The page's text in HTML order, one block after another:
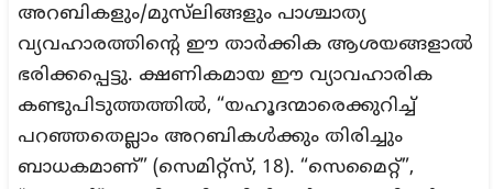
അറബികളും/മുസ്‌ലിങ്ങളും പാശ്ചാത്യ
വ്യവഹാരത്തിന്റെ ഈ താർക്കിക ആശയങ്ങളാൽ
ഭരിക്കപ്പെട്ടു. ക്ഷണികമായ ഈ വ്യാവഹാരിക
കണ്ടുപിടുത്തത്തിൽ, “യഹൂദന്മാരെക്കുറിച്ച്
പറഞ്ഞതെല്ലാം അറബികൾക്കും തിരിച്ചും
ബാധകമാണ്” (സെമിറ്റ്സ്, 18). “സെമൈറ്റ്”,